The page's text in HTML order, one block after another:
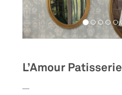
L’Amour Patisserie